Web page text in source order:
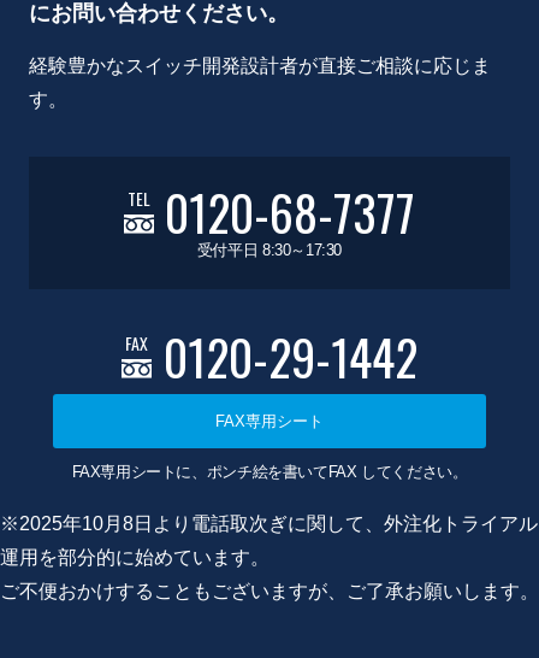
にお問い合わせください。
経験豊かなスイッチ開発設計者が直接ご相談に応じま
す。
TEL 0120-68-7377
受付平日 8:30～17:30
FAX 0120-29-1442
FAX専用シート
FAX専用シートに、ポンチ絵を書いてFAX してください。
※2025年10月8日より電話取次ぎに関して、外注化トライアル
運用を部分的に始めています。
ご不便おかけすることもございますが、ご了承お願いします。